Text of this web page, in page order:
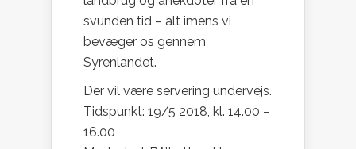
svunden tid – alt imens vi
bevæger os gennem
Syrenlandet.
Der vil være servering undervejs.
Tidspunkt: 19/5 2018, kl. 14.00 –
16.00